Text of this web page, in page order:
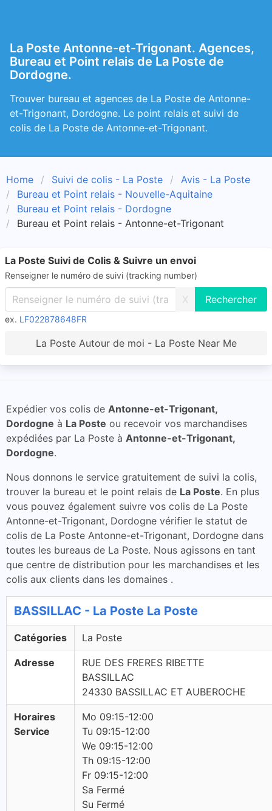
La Poste Antonne-et-Trigonant. Agences,
Bureau et Point relais de La Poste de
Dordogne.
Trouver bureau et agences de La Poste de Antonne-
et-Trigonant, Dordogne. Le point relais et suivi de
colis de La Poste de Antonne-et-Trigonant.
Home Suivi de colis - La Poste
Avis - La Poste
Bureau et Point relais - Nouvelle-Aquitaine
Bureau et Point relais - Dordogne
Bureau et Point relais - Antonne-et-Trigonant
La Poste Suivi de Colis & Suivre un envoi
Renseigner le numéro de suivi (tracking number)
X
ex. LF022878648FR
La Poste Autour de moi - La Poste Near Me
Expédier vos colis de Antonne-et-Trigonant,
Dordogne à La Poste ou recevoir vos marchandises
expédiées par La Poste à Antonne-et-Trigonant,
Dordogne.
Nous donnons le service gratuitement de suivi la colis,
trouver la bureau et le point relais de La Poste. En plus
vous pouvez également suivre vos colis de La Poste
Antonne-et-Trigonant, Dordogne vérifier le statut de
colis de La Poste Antonne-et-Trigonant, Dordogne dans
toutes les bureaus de La Poste. Nous agissons en tant
que centre de distribution pour les marchandises et les
colis aux clients dans les domaines .
BASSILLAC - La Poste La Poste
Catégories La Poste
Adresse
RUE DES FRERES RIBETTE
BASSILLAC
24330 BASSILLAC ET AUBEROCHE
Horaires
Service
Mo 09:15-12:00
Tu 09:15-12:00
We 09:15-12:00
Th 09:15-12:00
Fr 09:15-12:00
Sa Fermé
Su Fermé